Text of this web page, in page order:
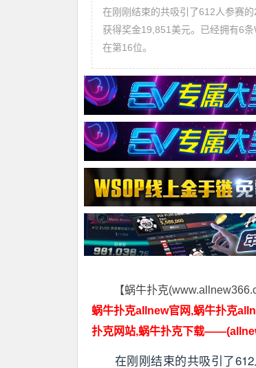
在刚刚结束的共吸引了612人参赛
获得奖金19,851美元。已经拥有6
在第16位。
【蜗牛扑克
蜗牛扑克allnew官网,蜗牛扑克
扑克网站,蜗牛扑克下载
在刚刚结束的共吸引了